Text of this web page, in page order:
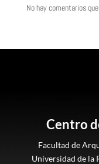
No hay comentarios
Centro
Facultad de
Universidad de la